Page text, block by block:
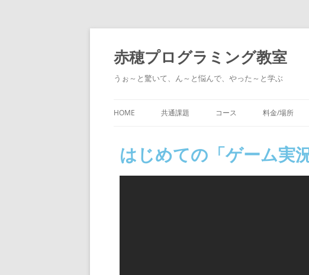
赤穂プログラミング教室
うぉ～と驚いて、ん～と悩んで、やった～と学ぶ
HOME 共通課題
あそび
コース
ポケットワールド （マイク
ス）
料金/場所
はじめての「ゲーム実